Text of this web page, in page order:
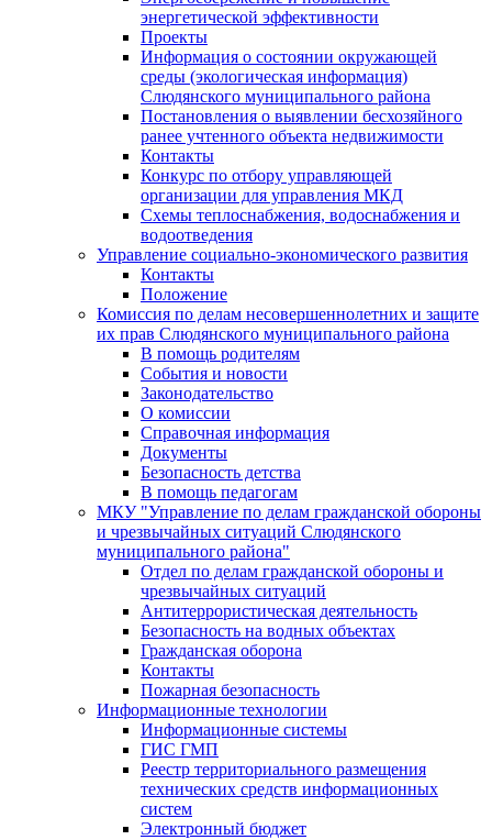
энергетической эффективности
Проекты
Информация о состоянии окружающей
среды (экологическая информация)
Слюдянского муниципального района
Постановления о выявлении бесхозяйного
ранее учтенного объекта недвижимости
Контакты
Конкурс по отбору управляющей
организации для управления МКД
Схемы теплоснабжения, водоснабжения и
водоотведения
Управление социально-экономического развития
Контакты
Положение
Комиссия по делам несовершеннолетних и защите
их прав Слюдянского муниципального района
В помощь родителям
События и новости
Законодательство
О комиссии
Справочная информация
Документы
Безопасность детства
В помощь педагогам
МКУ "Управление по делам гражданской обороны
и чрезвычайных ситуаций Слюдянского
муниципального района"
Отдел по делам гражданской обороны и
чрезвычайных ситуаций
Антитеррористическая деятельность
Безопасность на водных объектах
Гражданская оборона
Контакты
Пожарная безопасность
Информационные технологии
Информационные системы
ГИС ГМП
Реестр территориального размещения
технических средств информационных
систем
Электронный бюджет